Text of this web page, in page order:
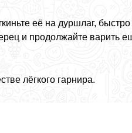
её на дуршлаг,
и продолжайте варить
лёгкого гарнира.